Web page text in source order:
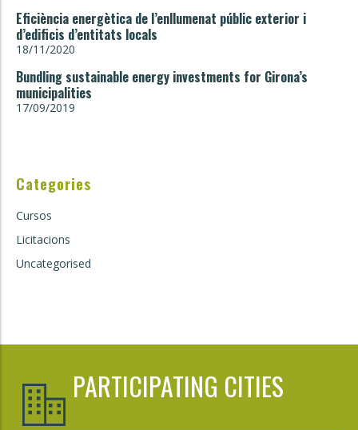
Eficiència energètica de l’enllumenat públic exterior i
d’edificis d’entitats locals
18/11/2020
Bundling sustainable energy investments for Girona’s
municipalities
17/09/2019
Categories
Cursos
Licitacions
Uncategorised
PARTICIPATING CITIES